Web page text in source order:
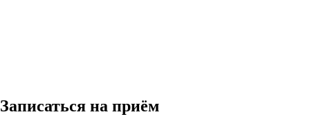
Записаться на приём